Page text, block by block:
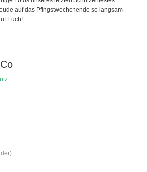
auf das Pfingstwochenende so langsam
Euch!